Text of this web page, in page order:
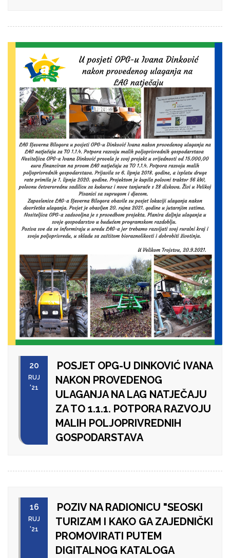
20
RUJ
'21
POSJET OPG-U DINKOVIĆ IVANA
NAKON PROVEDENOG
ULAGANJA NA LAG NATJEČAJU
ZA TO 1.1.1. POTPORA RAZVOJU
MALIH POLJOPRIVREDNIH
GOSPODARSTAVA
16
RUJ
'21
POZIV NA RADIONICU "SEOSKI
TURIZAM I KAKO GA ZAJEDNIČKI
PROMOVIRATI PUTEM
DIGITALNOG KATALOGA